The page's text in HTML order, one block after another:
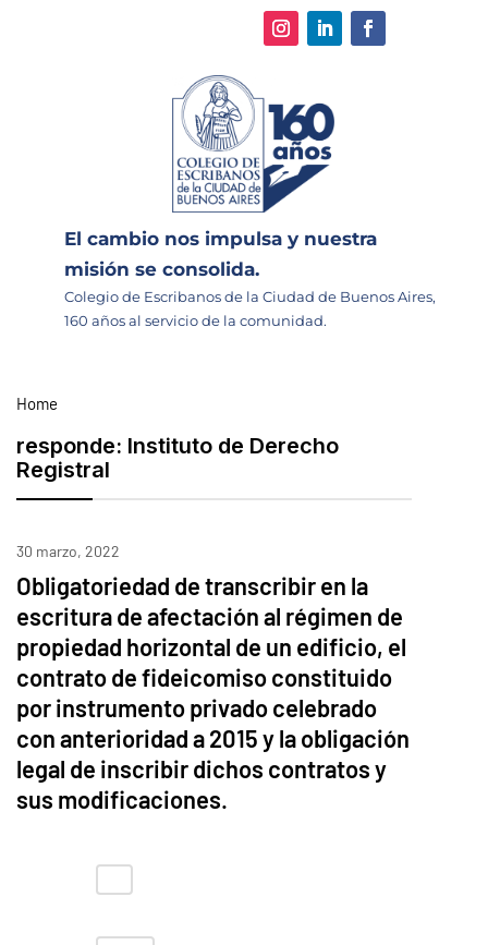
El cambio nos impulsa y nuestra
misión se consolida.
Colegio de Escribanos de la Ciudad de Buenos Aires,
160 años al servicio de la comunidad.
Home
responde: Instituto de Derecho
Registral
30 marzo, 2022
Obligatoriedad de transcribir en la
escritura de afectación al régimen de
propiedad horizontal de un edificio, el
contrato de fideicomiso constituido
por instrumento privado celebrado
con anterioridad a 2015 y la obligación
legal de inscribir dichos contratos y
sus modificaciones.